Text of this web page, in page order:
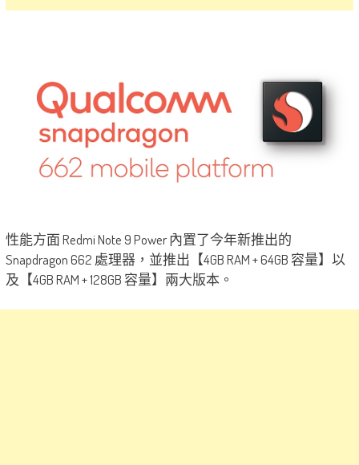
性能方面 Redmi Note 9 Power 內置了今年新推出的
Snapdragon 662 處理器，並推出【4GB RAM + 64GB 容量】以
及【4GB RAM + 128GB 容量】兩大版本。